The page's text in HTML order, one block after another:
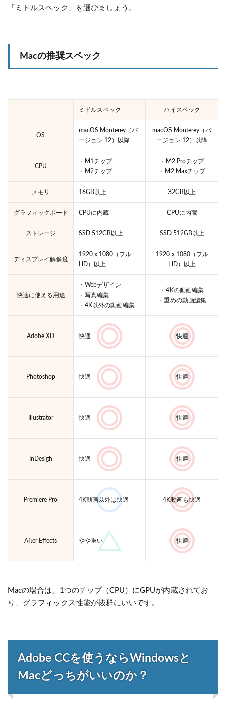
「ミドルスペック」を選びましょう。
Macの推奨スペック
ミドルスペック ハイスペック
OS
macOS Monterey（バ
ージョン 12）以降
macOS Monterey（バ
ージョン 12）以降
CPU
・M1チップ
・M2チップ
・M2 Proチップ
・M2 Maxチップ
メモリ 16GB以上 32GB以上
グラフィックボード CPUに内蔵 CPUに内蔵
ストレージ SSD 512GB以上 SSD 512GB以上
ディスプレイ解像度
1920 x 1080（フル
HD）以上
1920 x 1080（フル
HD）以上
快適に使える用途
・Webデザイン
・写真編集
・4K以外の動画編集
・4Kの動画編集
・重めの動画編集
Adobe XD 快適 快適
Photoshop 快適 快適
Illustrator 快適 快適
InDesigh 快適 快適
Premiere Pro 4K動画以外は快適 4K動画も快適
After Effects やや重い 快適
Macの場合は、1つのチップ（CPU）にGPUが内蔵されてお
り、グラフィックス性能が抜群にいいです。
Adobe CCを使うならWindowsと
Macどっちがいいのか？